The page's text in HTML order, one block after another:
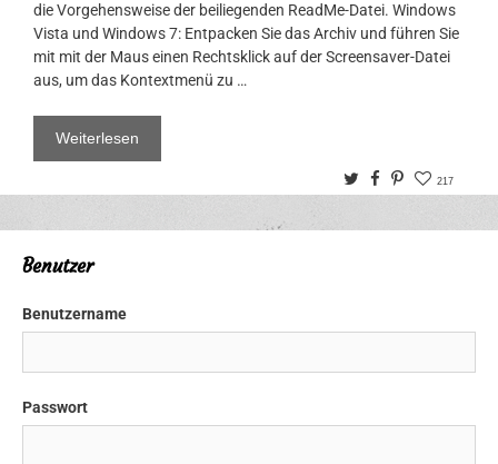
die Vorgehensweise der beiliegenden ReadMe-Datei. Windows
Vista und Windows 7: Entpacken Sie das Archiv und führen Sie
mit mit der Maus einen Rechtsklick auf der Screensaver-Datei
aus, um das Kontextmenü zu …
Weiterlesen
TwitterFacebook
Pinterest
217
Benutzer
Benutzername
Passwort